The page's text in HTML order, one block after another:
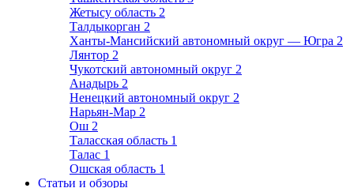
Жетысу область 2
Талдыкорган 2
Ханты-Мансийский автономный округ — Югра 2
Лянтор 2
Чукотский автономный округ 2
Анадырь 2
Ненецкий автономный округ 2
Нарьян-Мар 2
Ош 2
Таласская область 1
Талас 1
Ошская область 1
Статьи и обзоры